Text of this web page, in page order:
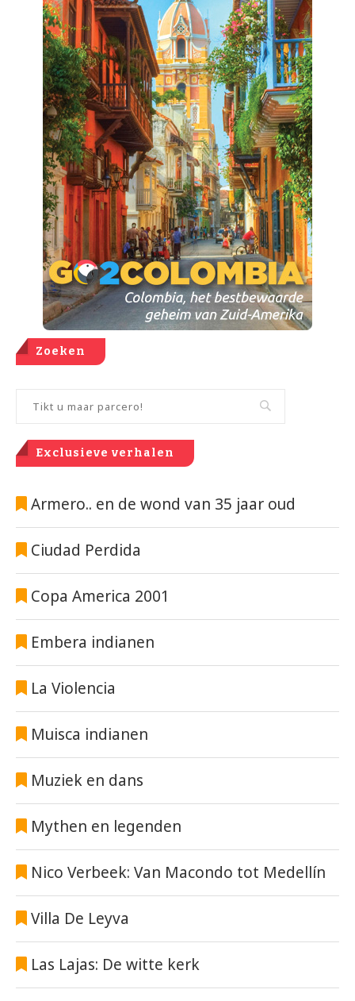
Zoeken
Exclusieve verhalen
Armero.. en de wond van 35 jaar oud
Ciudad Perdida
Copa America 2001
Embera indianen
La Violencia
Muisca indianen
Muziek en dans
Mythen en legenden
Nico Verbeek: Van Macondo tot Medellín
Villa De Leyva
Las Lajas: De witte kerk